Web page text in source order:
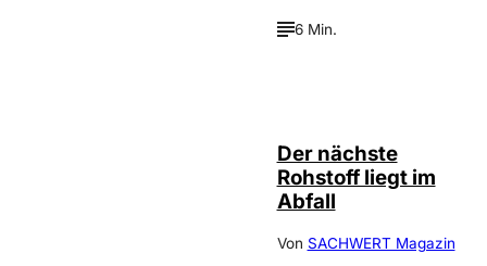
6 Min.
Der nächste
Rohstoff liegt im
Abfall
Von SACHWERT Magazin